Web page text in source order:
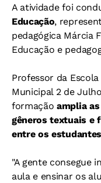
A atividade foi
Educação,
pedagógica Márcia
Educação e
Professor da
Municipal 2 de
formaçãoamplia
gêneros textuais e
entre os
"A gente consegue
aula e ensinar os